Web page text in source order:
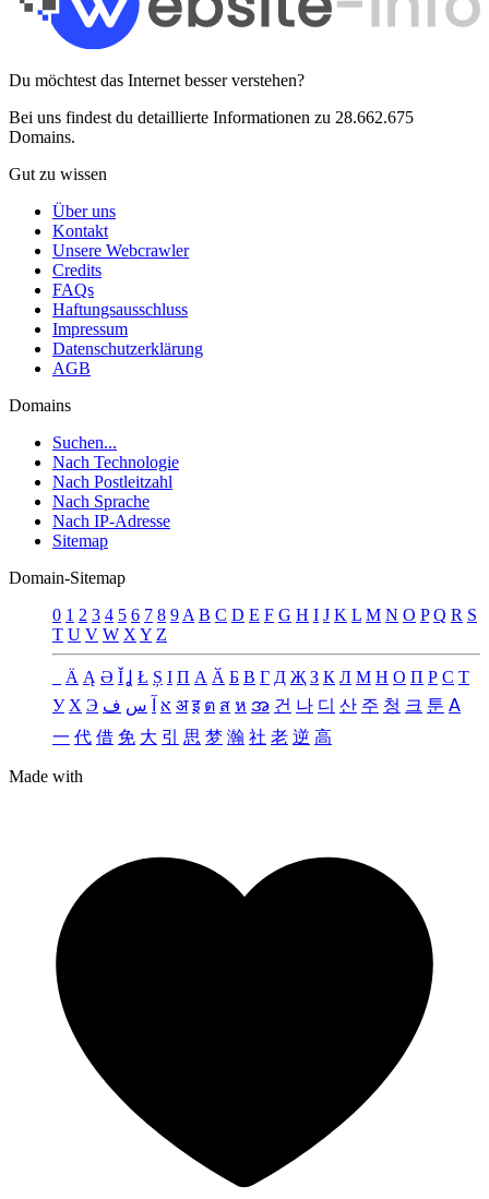
Du möchtest das Internet besser verstehen?
Bei uns findest du detaillierte Informationen zu 28.662.675
Domains.
Gut zu wissen
Über uns
Kontakt
Unsere Webcrawler
Credits
FAQs
Haftungsausschluss
Impressum
Datenschutzerklärung
AGB
Domains
Suchen...
Nach Technologie
Nach Postleitzahl
Nach Sprache
Nach IP-Adresse
Sitemap
Domain-Sitemap
0 1 2 3 4 5 6 7 8 9 A B C D E F G H I J K L M N O P Q R S
T U V W X Y Z
Ä Ą Ə Ǐ Ʝ Ł Ș Ι Π А Ӑ Б В Г Д Җ З К Л М Н О П Р С Т
У Х Э א س ف अ इ ต ส ห အ 건 나 디 산 주 청 크 툰 ꓮ
一 代 借 免 大 引 思 梦 瀚 社 老 逆 高
Made with